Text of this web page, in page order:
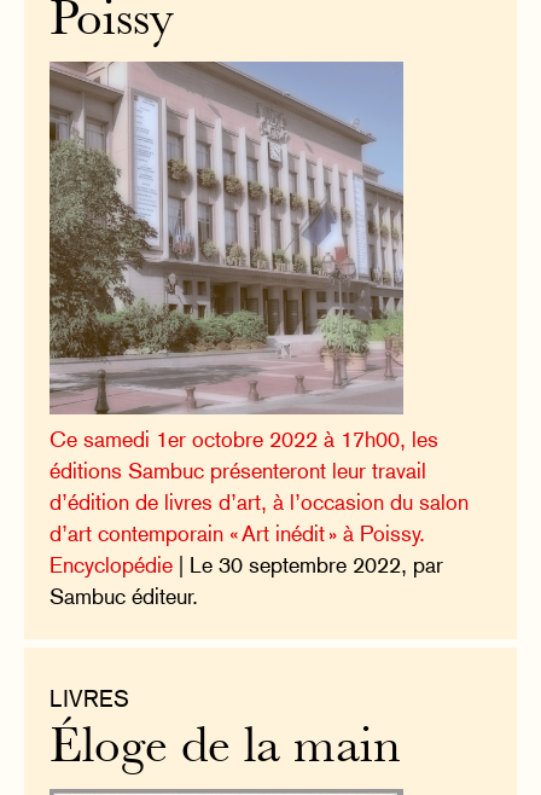
Poissy
Ce samedi 1er octobre 2022 à 17h00, les
éditions Sambuc présenteront leur travail
d’édition de livres d’art, à l’occasion du salon
d’art contemporain « Art inédit » à Poissy.
Encyclopédie | Le 30 septembre 2022, par
Sambuc éditeur.
LIVRES
Éloge de la main